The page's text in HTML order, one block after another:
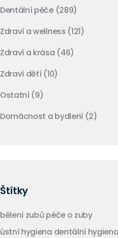
Dentální péče (289)
Zdraví a wellness (121)
Zdraví a krása (46)
Zdraví dětí (10)
Ostatní (9)
Domácnost a bydlení (2)
Štítky
bělení zubů péče o zuby
ústní hygiena dentální hygiena